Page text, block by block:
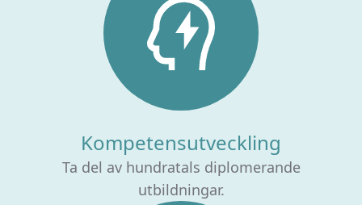
Kompetensutveckling
Ta del av hundratals diplomerande
utbildningar.